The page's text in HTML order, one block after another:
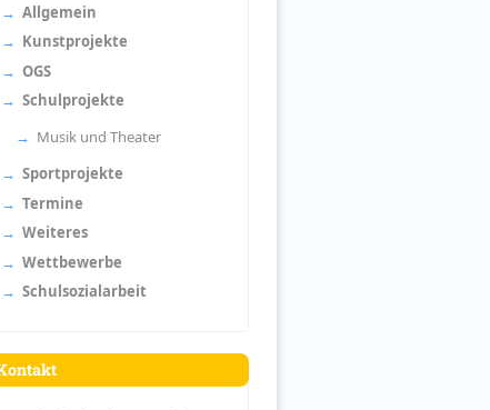
Allgemein
Kunstprojekte
OGS
Schulprojekte
Musik und Theater
Sportprojekte
Termine
Weiteres
Wettbewerbe
Schulsozialarbeit